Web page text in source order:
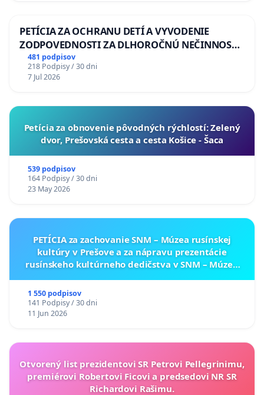
PETÍCIA ZA OCHRANU DETÍ A VYVODENIE
ZODPOVEDNOSTI ZA DLHOROČNÚ NEČINNOSŤ
A ZLYHANIE ŠTÁTU
481 podpisov
218 Podpisy / 30 dni
7 Jul 2026
​Petícia za obnovenie pôvodných rýchlostí: Zelený
dvor, Prešovská cesta a cesta Košice - Šaca
539 podpisov
164 Podpisy / 30 dni
23 May 2026
PETÍCIA za zachovanie SNM – Múzea rusínskej
kultúry v Prešove a za nápravu prezentácie
rusínskeho kultúrneho dedičstva v SNM – Múzeu
1 550 podpisov
141 Podpisy / 30 dni
11 Jun 2026
Otvorený list prezidentovi SR Petrovi Pellegrinimu,
premiérovi Robertovi Ficovi a predsedovi NR SR
Richardovi Rašimu.